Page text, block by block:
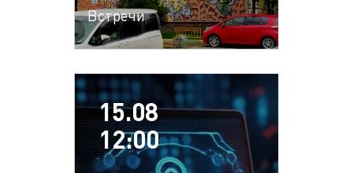
Встречи
15.08
12:00